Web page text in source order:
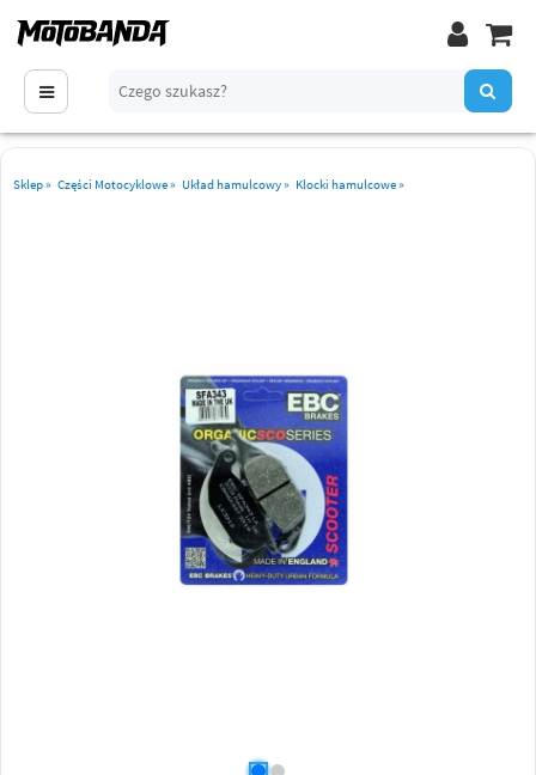
Sklep» Części Motocyklowe» Układ hamulcowy» Klocki hamulcowe»